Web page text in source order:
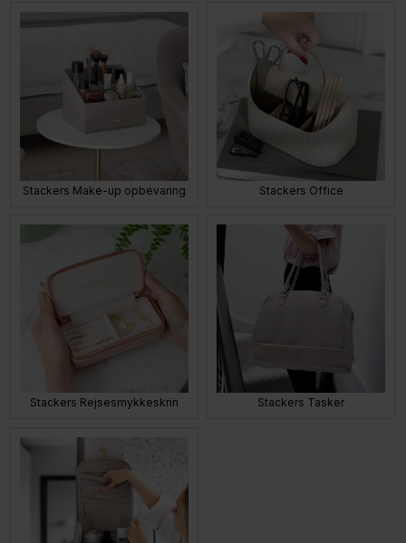
Stackers Make-up opbevaring Stackers Office
Stackers Rejsesmykkeskrin Stackers Tasker